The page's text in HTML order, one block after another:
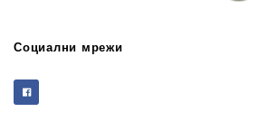
Социални мрежи